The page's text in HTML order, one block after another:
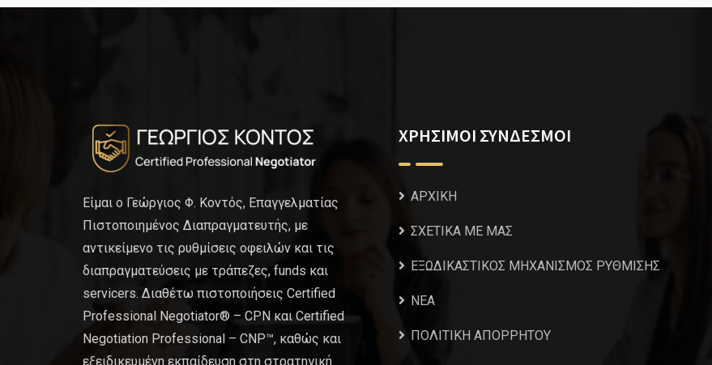
Είμαι ο Γεώργιος Φ. Κοντός, Επαγγελματίας
Πιστοποιημένος Διαπραγματευτής, με
αντικείμενο τις ρυθμίσεις οφειλών και τις
διαπραγματεύσεις με τράπεζες, funds και
servicers. Διαθέτω πιστοποιήσεις Certified
Professional Negotiator® – CPN και Certified
Negotiation Professional – CNP™, καθώς και
εξειδικευμένη εκπαίδευση στη στρατηγική
ΧΡΗΣΙΜΟΙ ΣΥΝΔΕΣΜΟΙ
ΑΡΧΙΚΗ
ΣΧΕΤΙΚΑ ΜΕ ΜΑΣ
ΕΞΩΔΙΚΑΣΤΙΚΟΣ ΜΗΧΑΝΙΣΜΟΣ ΡΥΘΜΙΣΗΣ
NEA
ΠΟΛΙΤΙΚΗ ΑΠΟΡΡΗΤΟΥ